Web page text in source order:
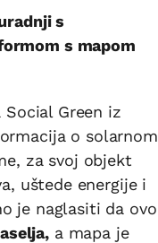
s
s mapom
Green iz
o solarnom
za svoj objekt
uštede energije i
je naglasiti da ovo
a mapa je